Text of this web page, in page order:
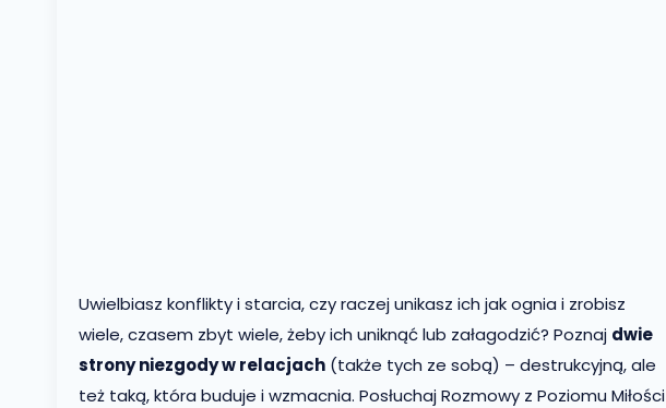
Uwielbiasz konflikty i starcia, czy raczej unikasz ich jak ognia i zrobisz
wiele, czasem zbyt wiele, żeby ich uniknąć lub załagodzić? Poznaj dwie
strony niezgody w relacjach (także tych ze sobą) – destrukcyjną, ale
też taką, która buduje i wzmacnia. Posłuchaj Rozmowy z Poziomu Miłości